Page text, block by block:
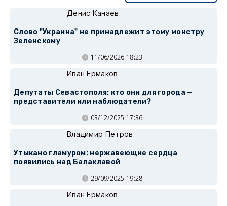
Денис Канаев
Слово "Украина" не принадлежит этому монстру
Зеленскому
11/06/2026 18:23
Иван Ермаков
Депутаты Севастополя: кто они для города —
представители или наблюдатели?
03/12/2025 17:36
Владимир Петров
Утыкано гламуром: нержавеющие сердца
появились над Балаклавой
29/09/2025 19:28
Иван Ермаков